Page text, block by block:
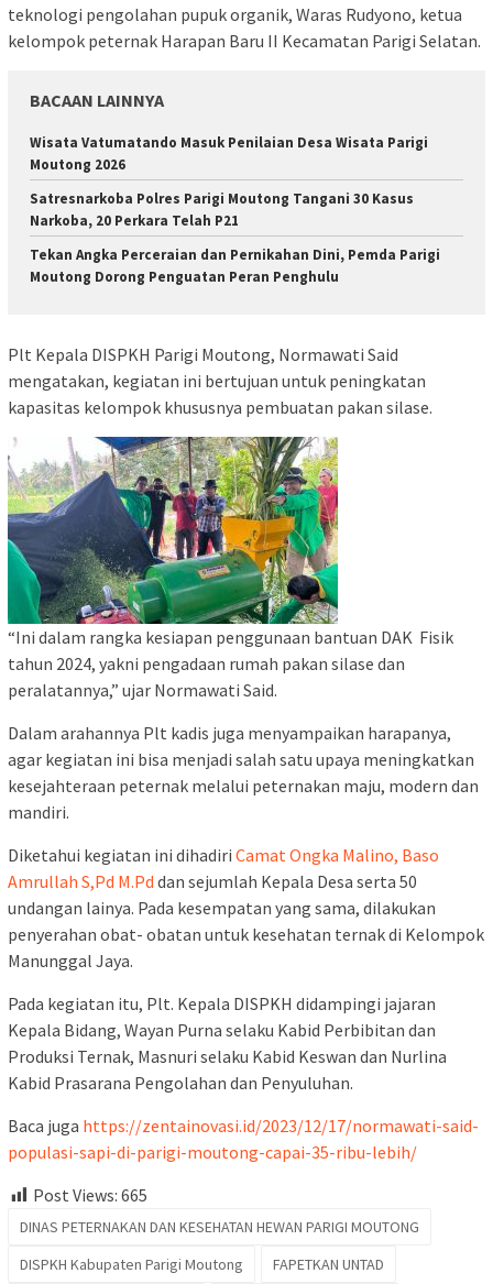
teknologi pengolahan pupuk organik, Waras Rudyono, ketua
kelompok peternak Harapan Baru II Kecamatan Parigi Selatan.
BACAAN LAINNYA
Wisata Vatumatando Masuk Penilaian Desa Wisata Parigi
Moutong 2026
Satresnarkoba Polres Parigi Moutong Tangani 30 Kasus
Narkoba, 20 Perkara Telah P21
Tekan Angka Perceraian dan Pernikahan Dini, Pemda Parigi
Moutong Dorong Penguatan Peran Penghulu
Plt Kepala DISPKH Parigi Moutong, Normawati Said
mengatakan, kegiatan ini bertujuan untuk peningkatan
kapasitas kelompok khususnya pembuatan pakan silase.
“Ini dalam rangka kesiapan penggunaan bantuan DAK Fisik
tahun 2024, yakni pengadaan rumah pakan silase dan
peralatannya,” ujar Normawati Said.
Dalam arahannya Plt kadis juga menyampaikan harapanya,
agar kegiatan ini bisa menjadi salah satu upaya meningkatkan
kesejahteraan peternak melalui peternakan maju, modern dan
mandiri.
Diketahui kegiatan ini dihadiri Camat Ongka Malino, Baso
Amrullah S,Pd M.Pd dan sejumlah Kepala Desa serta 50
undangan lainya. Pada kesempatan yang sama, dilakukan
penyerahan obat- obatan untuk kesehatan ternak di Kelompok
Manunggal Jaya.
Pada kegiatan itu, Plt. Kepala DISPKH didampingi jajaran
Kepala Bidang, Wayan Purna selaku Kabid Perbibitan dan
Produksi Ternak, Masnuri selaku Kabid Keswan dan Nurlina
Kabid Prasarana Pengolahan dan Penyuluhan.
Baca juga https://zentainovasi.id/2023/12/17/normawati-said-
populasi-sapi-di-parigi-moutong-capai-35-ribu-lebih/
Post Views: 665
DINAS PETERNAKAN DAN KESEHATAN HEWAN PARIGI MOUTONG
DISPKH Kabupaten Parigi Moutong
FAPETKAN UNTAD